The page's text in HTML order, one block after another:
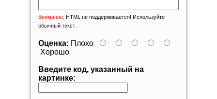
Внимание: HTML не поддерживается! Используйте
обычный текст.
Оценка: Плохо
Хорошо
Введите код, указанный на
картинке: